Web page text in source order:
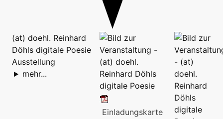
Einladungskarte
(at) doehl. Reinhard
Döhls digitale Poesie
Ausstellung
mehr...